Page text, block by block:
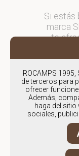
Si estás
marca
te
para
en
Los
entre
ROCAMPS
de terceros para
ofrecer
Además,
haga del sitio
sociales,